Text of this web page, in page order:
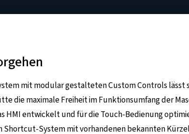
mit modular gestalteten Custom Controls lässt
die maximale Freiheit im Funktionsumfang der
HMI entwickelt und für die Touch-Bedienung
Shortcut-System mit vorhandenen bekannten